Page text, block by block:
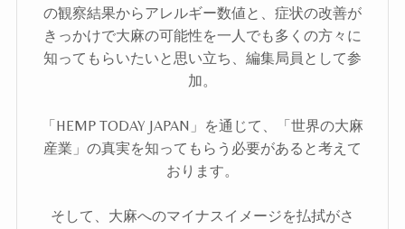
の観察結果からアレルギー数値と、症状の改善が
きっかけで大麻の可能性を一人でも多くの方々に
知ってもらいたいと思い立ち、編集局員として参
加。
「HEMP TODAY JAPAN」を通じて、「世界の大麻
産業」の真実を知ってもらう必要があると考えて
おります。
そして、大麻へのマイナスイメージを払拭がさ